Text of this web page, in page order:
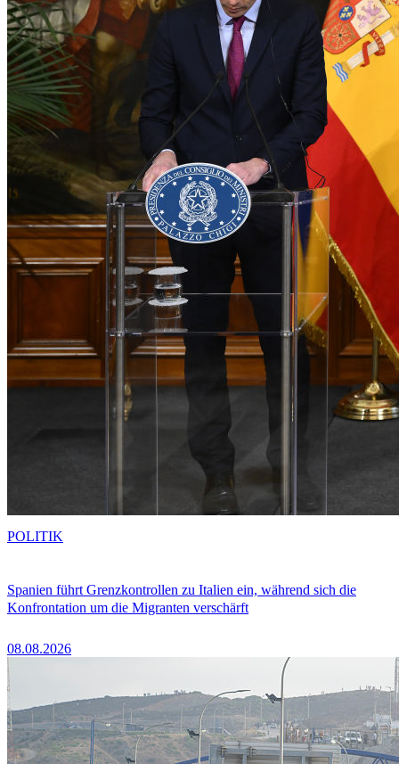
Spanien führt Grenzkontrollen zu Italien ein, während sich die
Konfrontation um die Migranten verschärft
08.08.2026
POLITIK